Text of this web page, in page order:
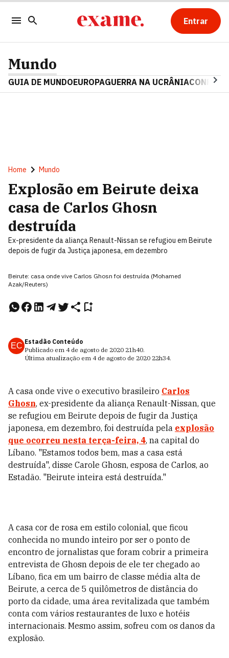
Entrar
Mundo
GUIA DE MUNDOEUROPAGUERRA NA UCRÂNIA
Home Mundo
Explosão em Beirute deixa
casa de Carlos Ghosn
destruída
Ex-presidente da aliança Renault-Nissan se refugiou em Beirute
depois de fugir da Justiça japonesa, em dezembro
Beirute: casa onde vive Carlos Ghosn foi destruída (Mohamed
Azak/Reuters)
EC Estadão Conteúdo
Publicado em 4 de agosto de 2020 21h40.
Última atualização em 4 de agosto de 2020 22h34.
A casa onde vive o executivo brasileiro Carlos
Ghosn, ex-presidente da aliança Renault-Nissan, que
se refugiou em Beirute depois de fugir da Justiça
japonesa, em dezembro, foi destruída pela explosão
que ocorreu nesta terça-feira, 4, na capital do
Líbano. "Estamos todos bem, mas a casa está
destruída", disse Carole Ghosn, esposa de Carlos, ao
Estadão. "Beirute inteira está destruída."
A casa cor de rosa em estilo colonial, que ficou
conhecida no mundo inteiro por ser o ponto de
encontro de jornalistas que foram cobrir a primeira
entrevista de Ghosn depois de ele ter chegado ao
Líbano, fica em um bairro de classe média alta de
Beirute, a cerca de 5 quilômetros de distância do
porto da cidade, uma área revitalizada que também
conta com vários restaurantes de luxo e hotéis
internacionais. Mesmo assim, sofreu com os danos da
explosão.